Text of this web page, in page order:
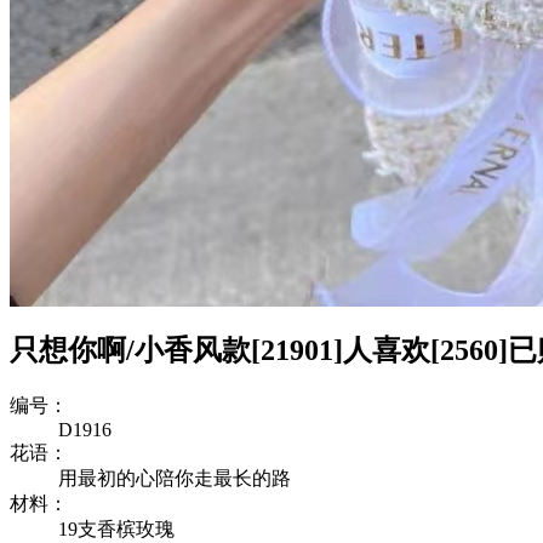
只想你啊/小香风款[21901]人喜欢[2560]
编号：
D1916
花语：
用最初的心陪你走最长的路
材料：
19支香槟玫瑰